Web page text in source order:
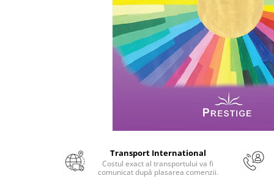
Transport International
Costul exact al transportului va fi
comunicat după plasarea comenzii.